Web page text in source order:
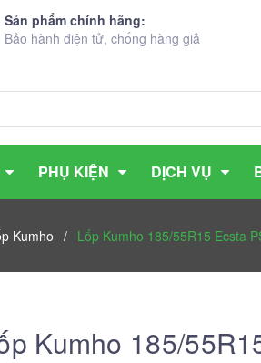
Sản phẩm chính hãng:
Bảo hành điện tử, chống hàng giả
PHỤ KIỆN DỊCH VỤ
Kumho / Lốp Kumho 185/55R15 Ecsta
Kumho 185/